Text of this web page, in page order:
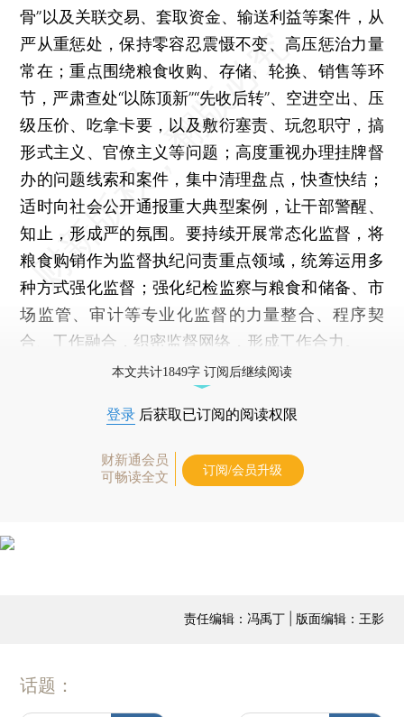
骨”以及关联交易、套取资金、输送利益等案件，从
严从重惩处，保持零容忍震慑不变、高压惩治力量
常在；重点围绕粮食收购、存储、轮换、销售等环
节，严肃查处“以陈顶新”“先收后转”、空进空出、压
级压价、吃拿卡要，以及敷衍塞责、玩忽职守，搞
形式主义、官僚主义等问题；高度重视办理挂牌督
办的问题线索和案件，集中清理盘点，快查快结；
适时向社会公开通报重大典型案例，让干部警醒、
知止，形成严的氛围。要持续开展常态化监督，将
粮食购销作为监督执纪问责重点领域，统筹运用多
种方式强化监督；强化纪检监察与粮食和储备、市
场监管、审计等专业化监督的力量整合、程序契
合、工作融合，织密监督网络，形成工作合力。
本文共计1849字 订阅后继续阅读
登录 后获取已订阅的阅读权限
财新通会员
可畅读全文
订阅/会员升级
责任编辑：冯禹丁 | 版面编辑：王影
话题：